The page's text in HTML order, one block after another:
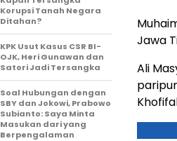
Jawa
Ali
Korupsi Tanah Negara
Ditahan?
KPK Usut Kasus CSR BI-
OJK, Heri Gunawan dan
Satori Jadi Tersangka
Soal Hubungan dengan
SBY dan Jokowi, Prabowo
Subianto: Saya Minta
Masukan dari yang
Berpengalaman